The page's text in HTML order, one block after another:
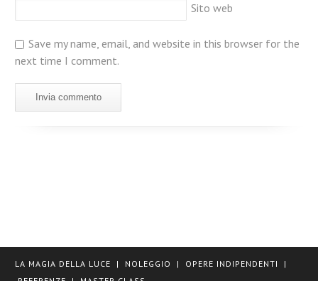
Sito web
Save my name, email, and website in this browser for the
next time I comment.
LA MAGIA DELLA LUCE | NOLEGGIO | OPERE INDIPENDENTI
|